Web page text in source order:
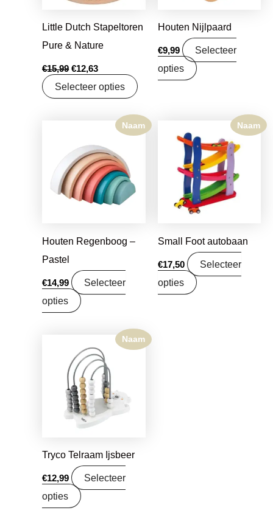
Little Dutch Stapeltoren
Pure & Nature
€15,99 €12,63
Selecteer opties
Houten Nijlpaard
€9,99
Selecteer
opties
Naam
Houten Regenboog –
Pastel
€14,99
Selecteer
opties
Naam
Small Foot autobaan
€17,50
Selecteer
opties
Naam
Tryco Telraam Ijsbeer
€12,99
Selecteer
opties